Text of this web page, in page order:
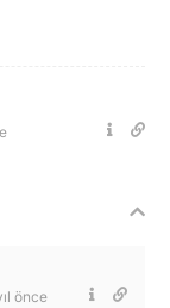
önce